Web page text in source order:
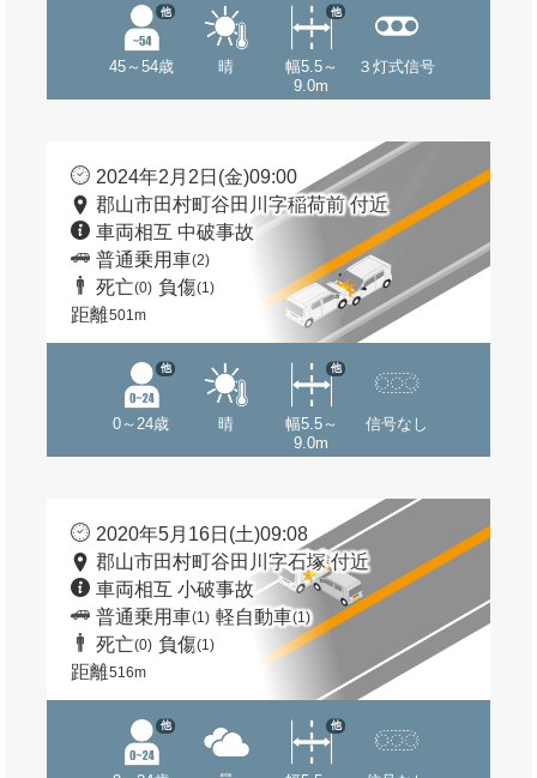
45～54歳
他
晴
幅5.5～
9.0m
他
３灯式信号
2024年2月2日(金)09:00
郡山市田村町谷田川字稲荷前 付近
車両相互 中破事故
普通乗用車(2)
死亡(0) 負傷(1)
距離501m
0～24歳
他
晴
幅5.5～
9.0m
他
信号なし
2020年5月16日(土)09:08
郡山市田村町谷田川字石塚 付近
車両相互 小破事故
普通乗用車(1) 軽自動車(1)
死亡(0) 負傷(1)
距離516m
他 他